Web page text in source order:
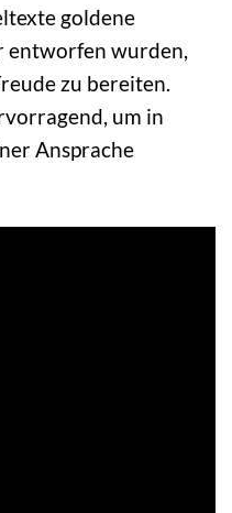
goldene
entworfen wurden,
zu bereiten.
um in
Ansprache